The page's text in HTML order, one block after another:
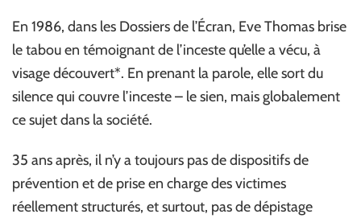
En 1986, dans les Dossiers de l’Écran, Eve Thomas brise
le tabou en témoignant de l’inceste qu’elle a vécu, à
visage découvert*. En prenant la parole, elle sort du
silence qui couvre l’inceste – le sien, mais globalement
ce sujet dans la société.
35 ans après, il n’y a toujours pas de dispositifs de
prévention et de prise en charge des victimes
réellement structurés, et surtout, pas de dépistage